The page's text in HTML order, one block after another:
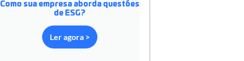
Como sua empresa aborda questões
de ESG?
Ler agora >